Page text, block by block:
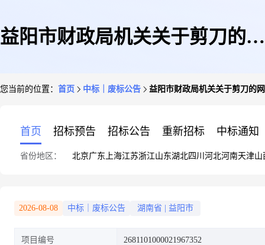
益阳市财政局机关关于剪刀的网
您当前的位置： 首页 中标｜废标公告 益阳市财政局机关关于剪刀的
首页 招标预告 招标公告 重新招标 中标通知
省份地区： 北京广东 上海江苏浙江山东湖北四川 河北河南天津山
2026-08-08 中标｜废标公告 湖南省 益阳市
项目编号 2681101000021967352